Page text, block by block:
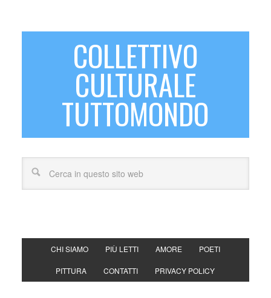
COLLETTIVO
CULTURALE
TUTTOMONDO
CHI SIAMO PIÙ LETTI AMORE POETI
PITTURA CONTATTI PRIVACY POLICY